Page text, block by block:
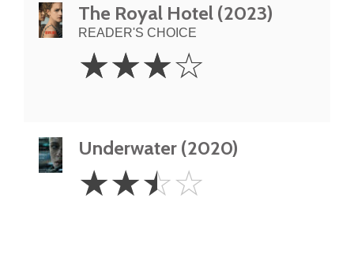
The Royal Hotel (2023)
READER'S CHOICE
Stars
☆☆☆☆
Underwater (2020)
2.5
Stars
☆☆☆☆